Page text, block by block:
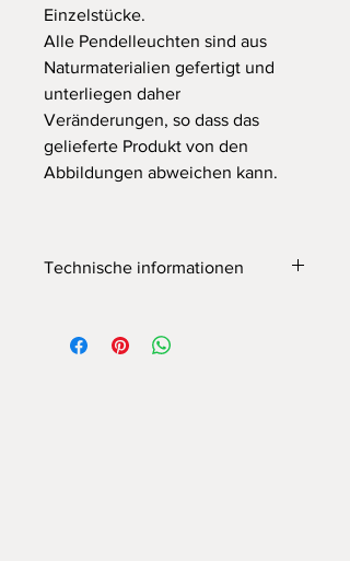
Einzelstücke.
Alle Pendelleuchten sind aus
Naturmaterialien gefertigt und
unterliegen daher
Veränderungen, so dass das
gelieferte Produkt von den
Abbildungen abweichen kann.
Technische informationen
220-230V Stromversorgung ohne